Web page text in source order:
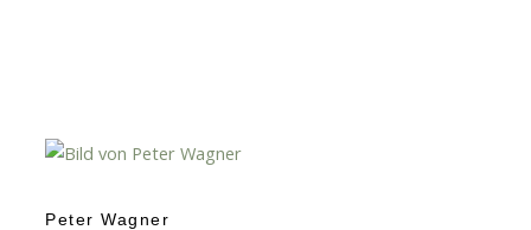
Peter Wagner